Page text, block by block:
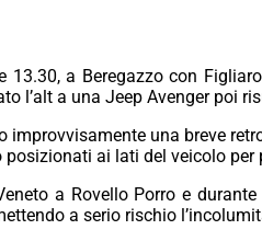
a Beregazzo con
l’alt a una Jeep Avenger poi
una breve
ai lati del veicolo per
a Rovello Porro e
a serio rischio